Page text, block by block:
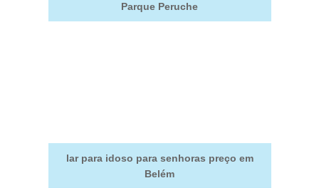
Parque Peruche
lar para idoso para senhoras preço em
Belém